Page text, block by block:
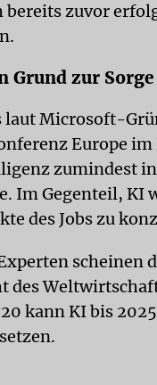
bereits zuvor
Grund zur Sorge
laut Microsoft-
Europe
zumindest
Im Gegenteil, KI
des Jobs zu
scheinen
des
kann KI bis